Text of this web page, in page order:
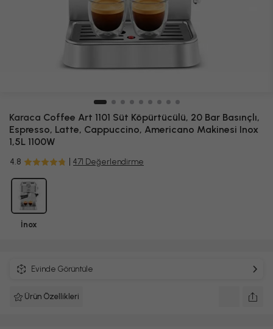
Karaca Coffee Art 1101 Süt Köpürtücülü, 20 Bar Basınçlı,
Espresso, Latte, Cappuccino, Americano Makinesi Inox
1,5L 1100W
4.8 471 Değerlendirme
İnox
Evinde Görüntüle
Ürün Özellikleri